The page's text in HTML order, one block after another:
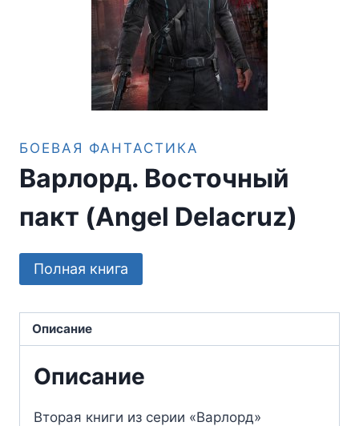
БОЕВАЯ ФАНТАСТИКА
Варлорд. Восточный
пакт (Angel Delacruz)
Полная книга
Описание
Описание
Вторая книги из серии «Варлорд»